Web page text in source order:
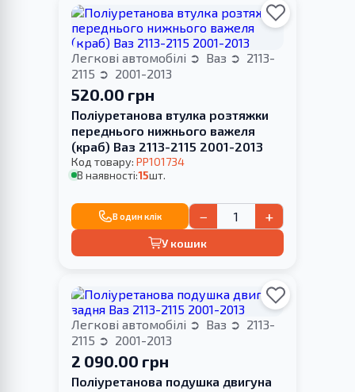
Легкові автомобілі Ваз
2113-
2115
2001-2013
520.00 грн
Поліуретанова втулка розтяжки
переднього нижнього важеля
(краб) Ваз 2113-2115 2001-2013
Код товару: PP101734
В наявності:15шт.
В один клік − +
У кошик
Легкові автомобілі Ваз
2113-
2115
2001-2013
2 090.00 грн
Поліуретанова подушка двигуна